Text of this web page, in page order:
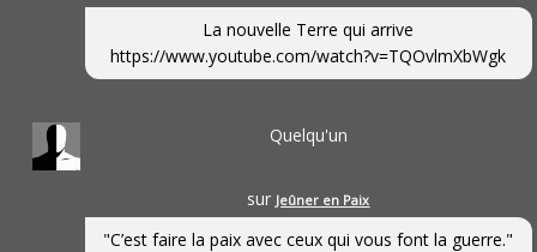
La nouvelle Terre qui arrive
https://www.youtube.com/watch?v=TQOvlmXbWgk
Quelqu'un
sur Jeûner en Paix
"C’est faire la paix avec ceux qui vous font la guerre."